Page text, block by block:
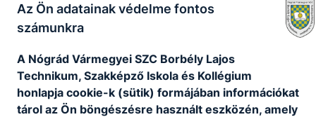
Az Ön adatainak védelme fontos
számunkra
A Nógrád Vármegyei SZC Borbély Lajos
Technikum, Szakképző Iskola és Kollégium
honlapja cookie-k (sütik) formájában információkat
tárol az Ön böngészésre használt eszközén, amely